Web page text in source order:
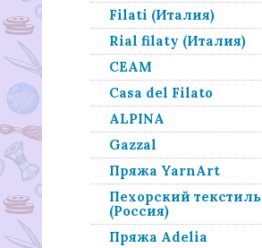
Filati (Италия)
Rial filaty (Италия)
СЕАМ
Casa del Filato
ALPINA
Gazzal
Пряжа YarnArt
Пехорский текстиль
(Россия)
Пряжа Adelia